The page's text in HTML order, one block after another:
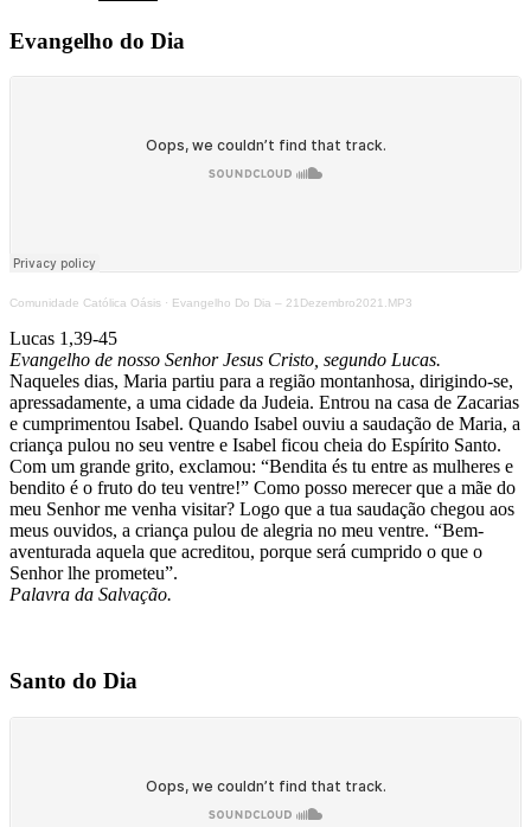
Evangelho do Dia
Comunidade Católica Oásis · Evangelho Do Dia – 21Dezembro2021.MP3
Lucas 1,39-45
Evangelho de nosso Senhor Jesus Cristo, segundo Lucas.
Naqueles dias, Maria partiu para a região montanhosa, dirigindo-se,
apressadamente, a uma cidade da Judeia. Entrou na casa de Zacarias
e cumprimentou Isabel. Quando Isabel ouviu a saudação de Maria, a
criança pulou no seu ventre e Isabel ficou cheia do Espírito Santo.
Com um grande grito, exclamou: “Bendita és tu entre as mulheres e
bendito é o fruto do teu ventre!” Como posso merecer que a mãe do
meu Senhor me venha visitar? Logo que a tua saudação chegou aos
meus ouvidos, a criança pulou de alegria no meu ventre. “Bem-
aventurada aquela que acreditou, porque será cumprido o que o
Senhor lhe prometeu”.
Palavra da Salvação.
Santo do Dia